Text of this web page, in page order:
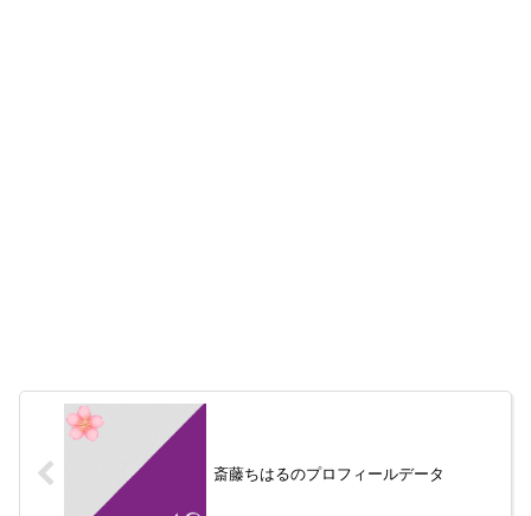
斎藤ちはるのプロフィールデータ